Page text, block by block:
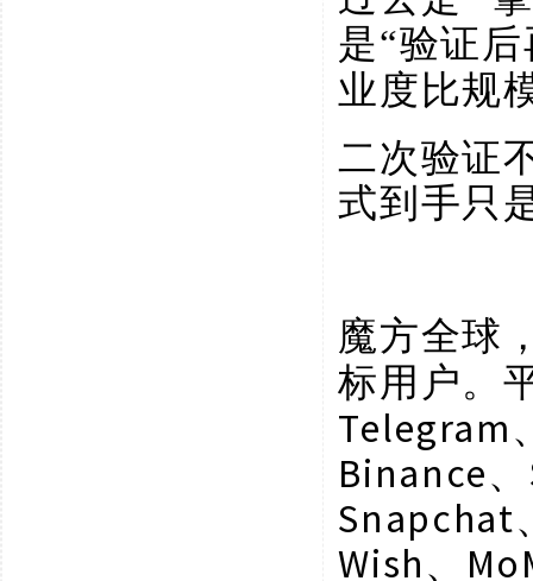
是“验证
业度比规
二次验证
式到手只
魔方全球
标用户。
Telegram
Binance
Snapchat
Wish、